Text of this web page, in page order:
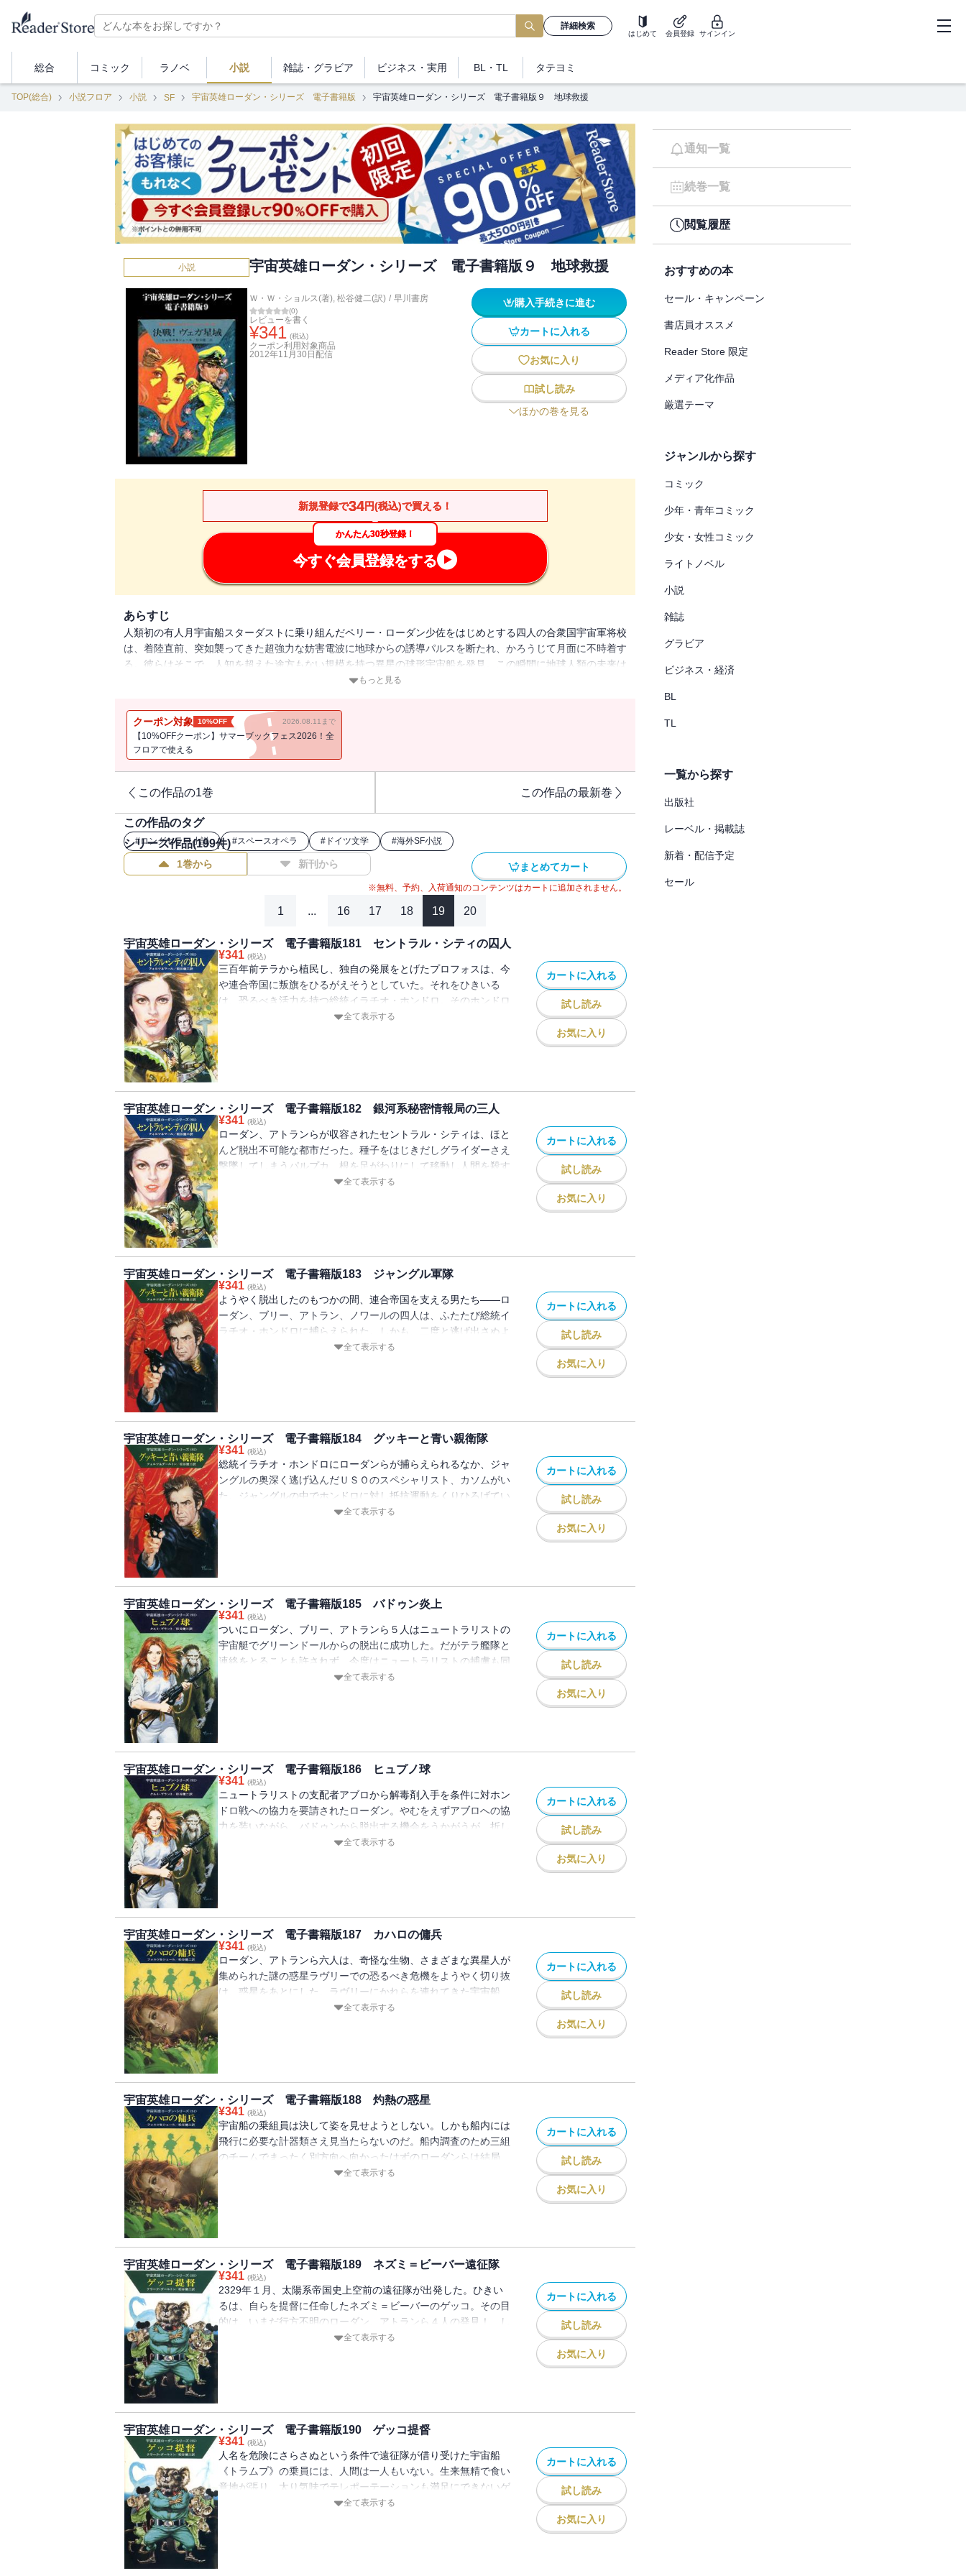
詳細検索
はじめて 会員登録 サインイン
総合 コミック ラノベ 小説 雑誌・ グラビア ビジネス ・実用 BL・TL タテヨミ
TOP(総合) 小説フロア 小説 SF 宇宙英雄ローダン・シリーズ 電子書籍版 宇宙英雄ローダン・シリーズ 電子書籍版９ 地球救援
小説 宇宙英雄ローダン・シリーズ 電子書籍版９ 地球救援
Ｗ・Ｗ・ショルス(著), 松谷健二(訳) / 早川書房
(0)
レビューを書く
¥341 (税込)
クーポン利用対象商品
2012年11月30日 配信
購入手続きに進む
カートに入れる
お気に入り
試し読み
ほかの巻を見る
新規登録で34円(税込)で買える！
かんたん30秒登録！
今すぐ会員登録をする
あらすじ
人類初の有人月宇宙船スターダストに乗り組んだペリー・ローダン少佐をはじめとする四人の合衆国宇宙軍将校
は、着陸直前、突如襲ってきた超強力な妨害電波に地球からの誘導パルスを断たれ、かろうじて月面に不時着す
る。彼らはそこで、人知を超えた途方もない規模を持つ異星の球形宇宙船を発見。この瞬間に地球人類の未来は
決まったのだった……！邦訳版400巻を超え、現在も刊行中の長大な物語、貴重な開幕篇が電子書籍として登
もっと見る
クーポン対象 10%OFF 2026.08.11まで
【10%OFFクーポン】サマーブックフェス2026！全
フロアで使える
この作品の1巻 この作品の最新巻
この作品のタグ
#ロングセラー小説 #スペースオペラ # ドイツ文学 #海外SF小説
シリーズ作品(199件)
1巻から 新刊から まとめてカート
※無料、予約、入荷通知のコンテンツはカートに追加されません。
1 ... 16 17 18 19 20
宇宙英雄ローダン・シリーズ 電子書籍版181 セントラル・シティの囚人
¥341 (税込)
三百年前テラから植民し、独自の発展をとげたプロフォスは、今
や連合帝国に叛旗をひるがえそうとしていた。それをひきいる
は、恐るべき活力を持つ総統イラチオ・ホンドロ。そのホンドロ
に、ローダン、アトランら連合帝国を支える五人の男たちは捕虜
全て表示する
カートに入れる
試し読み
お気に入り
宇宙英雄ローダン・シリーズ 電子書籍版182 銀河系秘密情報局の三人
¥341 (税込)
ローダン、アトランらが収容されたセントラル・シティは、ほと
んど脱出不可能な都市だった。種子をはじきだしグライダーさえ
撃墜してしまうパルプカ、根を足がわりにして移動し人間を殺す
ドレンホル――驚異の植物が繁茂するジャングルに取り囲まれた
全て表示する
カートに入れる
試し読み
お気に入り
宇宙英雄ローダン・シリーズ 電子書籍版183 ジャングル軍隊
¥341 (税込)
ようやく脱出したのもつかの間、連合帝国を支える男たち――ロ
ーダン、ブリー、アトラン、ノワールの四人は、ふたたび総統イ
ラチオ・ホンドロに捕らえられた。しかも、二度と逃げ出さぬよ
うにと、毒を注射されてしまった。その毒は、ホンドロだけが持
全て表示する
カートに入れる
試し読み
お気に入り
宇宙英雄ローダン・シリーズ 電子書籍版184 グッキーと青い親衛隊
¥341 (税込)
総統イラチオ・ホンドロにローダンらが捕らえられるなか、ジャ
ングルの奥深く逃げ込んだＵＳＯのスペシャリスト、カソムがい
た。ジャングルの中でホンドロに対し抵抗運動をくりひろげてい
るニュートラリストたちと出会ったカソムは、かれらと協力し、
全て表示する
カートに入れる
試し読み
お気に入り
宇宙英雄ローダン・シリーズ 電子書籍版185 バドゥン炎上
¥341 (税込)
ついにローダン、ブリー、アトランら５人はニュートラリストの
宇宙艇でグリーンドールからの脱出に成功した。だがテラ艦隊と
連絡をとることも許されず、今度はニュートラリストの捕虜も同
然でその本拠地バドゥンに連れていかれてしまっ
全て表示する
カートに入れる
試し読み
お気に入り
宇宙英雄ローダン・シリーズ 電子書籍版186 ヒュプノ球
¥341 (税込)
ニュートラリストの支配者アブロから解毒剤入手を条件に対ホン
ドロ戦への協力を要請されたローダン。やむをえずアブロへの協
力を装いながら、バドゥンから脱出する機会をうかがうが、折し
もそのバドゥンにホンドロは以下の秘密工作員アル・ジガーズ
全て表示する
カートに入れる
試し読み
お気に入り
宇宙英雄ローダン・シリーズ 電子書籍版187 カハロの傭兵
¥341 (税込)
ローダン、アトランら六人は、奇怪な生物、さまざまな異星人が
集められた謎の惑星ラヴリーでの恐るべき危機をようやく切り抜
け、惑星をあとにした。ラヴリーにかれらを連れてきた宇宙船
は、いままたかれらを乗せていずこかを目指し飛んでいく。
全て表示する
カートに入れる
試し読み
お気に入り
宇宙英雄ローダン・シリーズ 電子書籍版188 灼熱の惑星
¥341 (税込)
宇宙船の乗組員は決して姿を見せようとしない。しかも船内には
飛行に必要な計器類さえ見当たらないのだ。船内調査のため三組
のチームでまったく別方向へ向かったはずのローダンらは結局、
同じ小部屋へと導かれ、全員が監禁されてしまった。そこでロー
全て表示する
カートに入れる
試し読み
お気に入り
宇宙英雄ローダン・シリーズ 電子書籍版189 ネズミ＝ビーバー遠征隊
¥341 (税込)
2329年１月、太陽系帝国史上空前の遠征隊が出発した。ひきい
るは、自らを提督に任命したネズミ＝ビーバーのゲッコ。その目
的は、いまだ行方不明のローダン、アトランら４人の発見！ し
かし宇宙船《トラムプ》の乗員に人間は一人もいなかっ
全て表示する
カートに入れる
試し読み
お気に入り
宇宙英雄ローダン・シリーズ 電子書籍版190 ゲッコ提督
¥341 (税込)
人名を危険にさらさぬという条件で遠征隊が借り受けた宇宙船
《トラムプ》の乗員には、人間は一人もいない。生来無精で食い
意地が張り、太り気味でテレポーテーションも満足にできないゲ
ッコといたずら好きのネズミ＝ビーバーたちが乗る《トラムプ》
全て表示する
カートに入れる
試し読み
お気に入り
通知一覧
続巻一覧
閲覧履歴
おすすめの本
セール・キャンペーン
書店員オススメ
Reader Store 限定
メディア化作品
厳選テーマ
ジャンルから探す
コミック
少年・青年コミック
少女・女性コミック
ライトノベル
小説
雑誌
グラビア
ビジネス・経済
BL
TL
一覧から探す
出版社
レーベル・掲載誌
新着・配信予定
セール